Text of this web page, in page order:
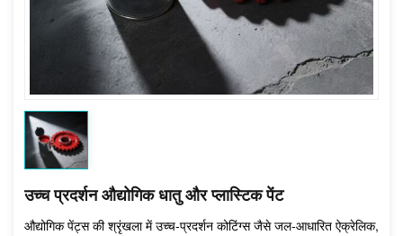
उच्च प्रदर्शन औद्योगिक धातु और प्लास्टिक पेंट
औद्योगिक पेंट्स की श्रृंखला में उच्च-प्रदर्शन कोटिंग्स जैसे जल-आधारित ऐक्रेलिक,